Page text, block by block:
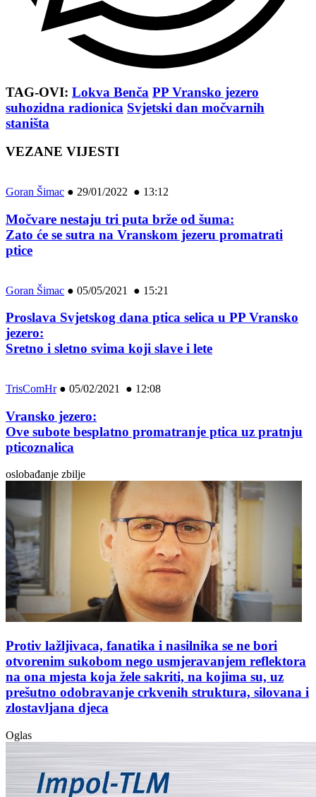
TAG-OVI: Lokva Benča PP Vransko jezero
suhozidna radionica Svjetski dan močvarnih
staništa
VEZANE VIJESTI
Goran Šimac ● 29/01/2022 ● 13:12
Močvare nestaju tri puta brže od šuma:
Zato će se sutra na Vranskom jezeru promatrati
ptice
Goran Šimac ● 05/05/2021 ● 15:21
Proslava Svjetskog dana ptica selica u PP Vransko
jezero:
Sretno i sletno svima koji slave i lete
TrisComHr● 05/02/2021 ● 12:08
Vransko jezero:
Ove subote besplatno promatranje ptica uz pratnju
pticoznalica
oslobađanje zbilje
Protiv lažljivaca, fanatika i nasilnika se ne bori
otvorenim sukobom nego usmjeravanjem reflektora
na ona mjesta koja žele sakriti, na kojima su, uz
prešutno odobravanje crkvenih struktura, silovana i
zlostavljana djeca
Oglas